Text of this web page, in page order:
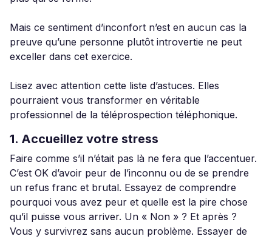
Mais ce sentiment d’inconfort n’est en aucun cas la
preuve qu’une personne plutôt introvertie ne peut
exceller dans cet exercice.
Lisez avec attention cette liste d’astuces. Elles
pourraient vous transformer en véritable
professionnel de la téléprospection téléphonique.
1. Accueillez votre stress
Faire comme s’il n’était pas là ne fera que l’accentuer.
C’est OK d’avoir peur de l’inconnu ou de se prendre
un refus franc et brutal. Essayez de comprendre
pourquoi vous avez peur et quelle est la pire chose
qu’il puisse vous arriver. Un « Non » ? Et après ?
Vous y survivrez sans aucun problème. Essayer de